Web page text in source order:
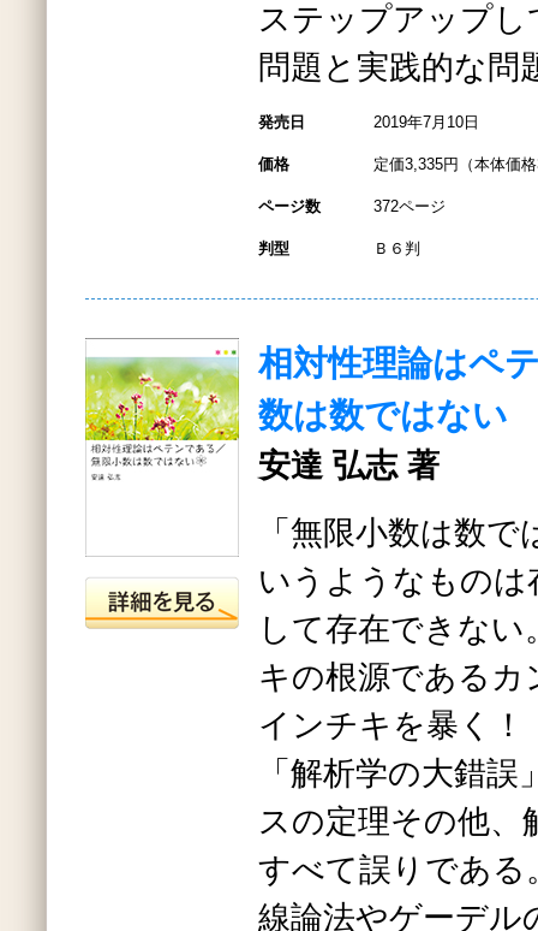
ステップアップ
問題と実践的な
発売日 2019年7月10日
価格 定価3,335円（本体価
ページ数 372ページ
判型 Ｂ６判
相対性理論はペ
数は数ではない
安達 弘志 著
「無限小数は数
いうようなもの
して存在できな
キの根源であるカ
インチキを暴く！
「解析学の大錯
スの定理その他、
すべて誤りである
線論法やゲーデル